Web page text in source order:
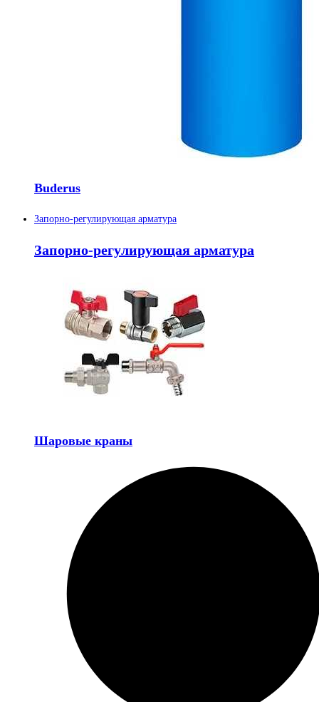
Buderus
Запорно-регулирующая арматура
Запорно-регулирующая арматура
Шаровые краны